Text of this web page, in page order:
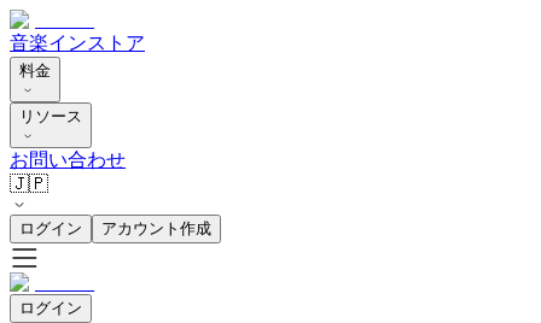
音楽インストア
料金
リソース
お問い合わせ
🇯🇵
ログイン アカウント作成
ログイン